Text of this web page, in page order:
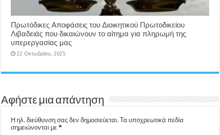
Πρωτόδικες Αποφάσεις του Διοικητικού Πρωτοδικείου
Λιβαδειάς που δικαιώνουν το αίτημα για πληρωμή της
υπερεργασίας μας
22 Οκτωβρίου, 2025
Αφήστε μια απάντηση
Η ηλ. διεύθυνση σας δεν δημοσιεύεται. Τα υποχρεωτικά πεδία
σημειώνονται με*